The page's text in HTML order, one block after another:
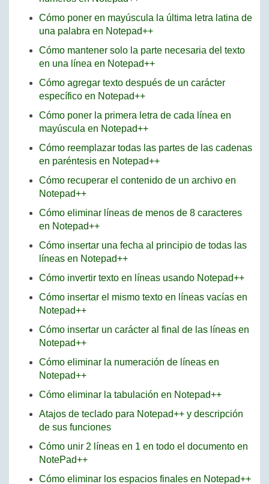
Cómo poner en mayúscula la última letra latina de
una palabra en Notepad++
Cómo mantener solo la parte necesaria del texto
en una línea en Notepad++
Cómo agregar texto después de un carácter
específico en Notepad++
Cómo poner la primera letra de cada línea en
mayúscula en Notepad++
Cómo reemplazar todas las partes de las cadenas
en paréntesis en Notepad++
Cómo recuperar el contenido de un archivo en
Notepad++
Cómo eliminar líneas de menos de 8 caracteres
en Notepad++
Cómo insertar una fecha al principio de todas las
líneas en Notepad++
Cómo invertir texto en líneas usando Notepad++
Cómo insertar el mismo texto en líneas vacías en
Notepad++
Cómo insertar un carácter al final de las líneas en
Notepad++
Cómo eliminar la numeración de líneas en
Notepad++
Cómo eliminar la tabulación en Notepad++
Atajos de teclado para Notepad++ y descripción
de sus funciones
Cómo unir 2 líneas en 1 en todo el documento en
NotePad++
Cómo eliminar los espacios finales en Notepad++